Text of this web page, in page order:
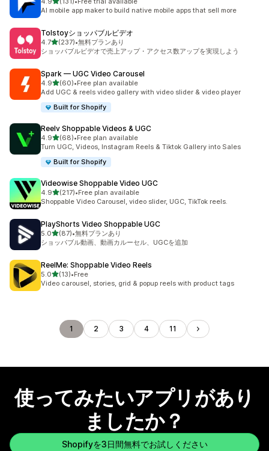
合計レビュー数：131件
AI mobile app maker to build native mobile apps that sell more
Tolstoyショッパブルビデオ
4.75つ星中
(237)
合計レビュー数：237件
•無料プランあり
ショッパブルビデオで売上アップ・アクセス数アップを実現しよう
Spark — UGC Video Carousel
4.95つ星中
(60)
合計レビュー数：60件
•Free plan available
Add UGC & reels video gallery with video slider & video player
Built for Shopify
Reelv Shoppable Videos & UGC
4.95つ星中
(68)
合計レビュー数：68件
•Free plan available
Turn UGC, Videos, Instagram Reels & Tiktok Gallery into Sales
Built for Shopify
Videowise Shoppable Video UGC
4.95つ星中
(217)
合計レビュー数：217件
•Free plan available
Shoppable Video Carousel, video slider, UGC, TikTok reels.
PlayShorts Video Shoppable UGC
5.05つ星中
(87)
合計レビュー数：87件
•無料プランあり
ショッパブル動画、動画カルーセル、UGCを追加
ReelMe: Shoppable Video Reels
5.05つ星中
(13)
合計レビュー数：13件
•Free
Video carousel, stories, grid & popup reels with product tags
1 2 3 4 11
使ってみたいアプリがあり
ましたか？
Shopifyを3日間無料でお試しください